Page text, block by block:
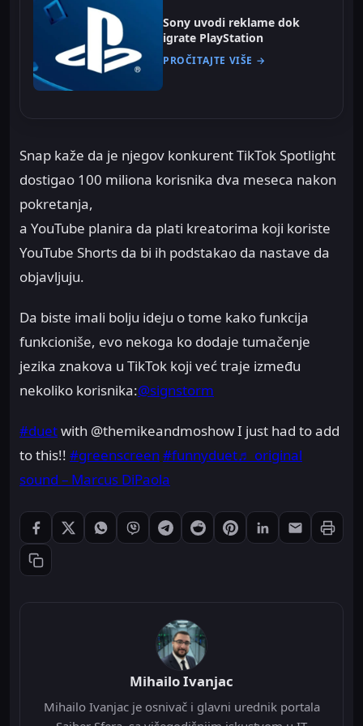
Sony uvodi reklame dok
igrate PlayStation
PROČITAJTE VIŠE →
Snap kaže da je njegov konkurent TikTok Spotlight
dostigao 100 miliona korisnika dva meseca nakon
pokretanja,
a YouTube planira da plati kreatorima koji koriste
YouTube Shorts da bi ih podstakao da nastave da
objavljuju.
Da biste imali bolju ideju o tome kako funkcija
funkcioniše, evo nekoga ko dodaje tumačenje
jezika znakova u TikTok koji već traje između
nekoliko korisnika:@signstorm
#duetwith @themikeandmoshow I just had to add
to this!! #greenscreen #funnyduet♬ original
sound – Marcus DiPaola
Podeli: Facebook
Podeli: XPodeli: WhatsApp
Podeli: Viber
Podeli: Telegram
Podeli: Reddit
Podeli: Pinterest
Podeli: LinkedIn
Podeli:
Kopiraj link
Mihailo Ivanjac
Mihailo Ivanjac je osnivač i glavni urednik portala